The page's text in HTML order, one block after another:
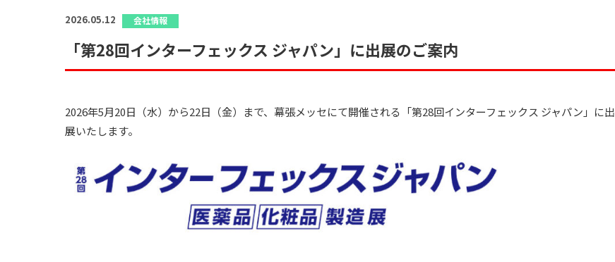
2026.05.12 会社情報
「第28回インターフェックス ジャパン」に出展のご案内
2026年5月20日（水）から22日（金）まで、幕張メッセにて開催される「第28回インターフェックス ジャパン」に出
展いたします。